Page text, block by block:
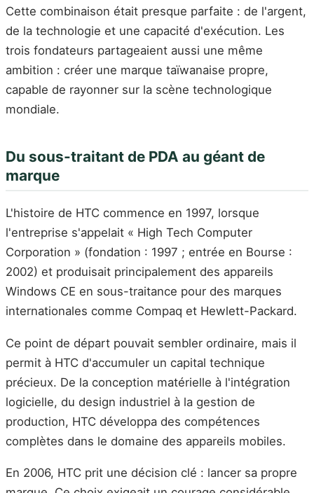
Cette combinaison était presque parfaite : de l'argent,
de la technologie et une capacité d'exécution. Les
trois fondateurs partageaient aussi une même
ambition : créer une marque taïwanaise propre,
capable de rayonner sur la scène technologique
mondiale.
Du sous-traitant de PDA au géant de
marque
L'histoire de HTC commence en 1997, lorsque
l'entreprise s'appelait « High Tech Computer
Corporation » (fondation : 1997 ; entrée en Bourse :
2002) et produisait principalement des appareils
Windows CE en sous-traitance pour des marques
internationales comme Compaq et Hewlett-Packard.
Ce point de départ pouvait sembler ordinaire, mais il
permit à HTC d'accumuler un capital technique
précieux. De la conception matérielle à l'intégration
logicielle, du design industriel à la gestion de
production, HTC développa des compétences
complètes dans le domaine des appareils mobiles.
En 2006, HTC prit une décision clé : lancer sa propre